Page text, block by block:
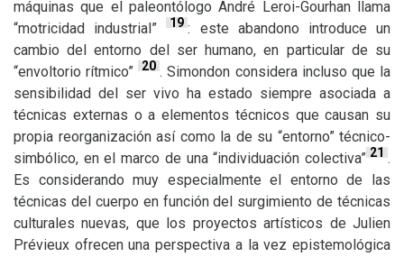
máquinas que el paleontólogo André Leroi-Gourhan llama
“motricidad industrial” 19 : este abandono introduce un
cambio del entorno del ser humano, en particular de su
“envoltorio rítmico” 20 . Simondon considera incluso que la
sensibilidad del ser vivo ha estado siempre asociada a
técnicas externas o a elementos técnicos que causan su
propia reorganización así como la de su “entorno” técnico-
simbólico, en el marco de una “individuación colectiva” 21 .
Es considerando muy especialmente el entorno de las
técnicas del cuerpo en función del surgimiento de técnicas
culturales nuevas, que los proyectos artísticos de Julien
Prévieux ofrecen una perspectiva a la vez epistemológica